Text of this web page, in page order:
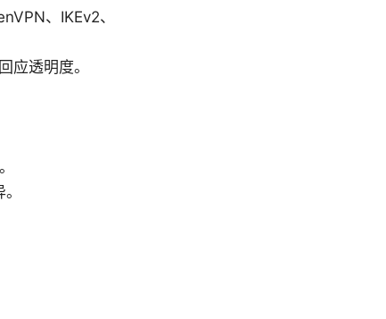
、IKEv2、
应透明度。